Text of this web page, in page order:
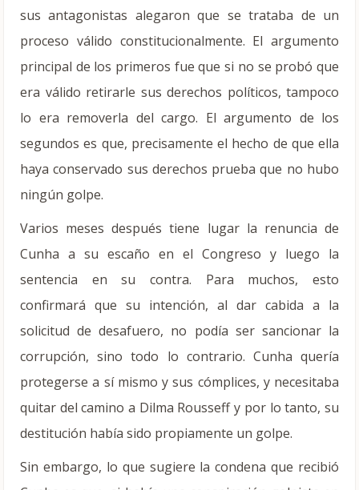
sus antagonistas alegaron que se trataba de un
proceso válido constitucionalmente. El argumento
principal de los primeros fue que si no se probó que
era válido retirarle sus derechos políticos, tampoco
lo era removerla del cargo. El argumento de los
segundos es que, precisamente el hecho de que ella
haya conservado sus derechos prueba que no hubo
ningún golpe.
Varios meses después tiene lugar la renuncia de
Cunha a su escaño en el Congreso y luego la
sentencia en su contra. Para muchos, esto
confirmará que su intención, al dar cabida a la
solicitud de desafuero, no podía ser sancionar la
corrupción, sino todo lo contrario. Cunha quería
protegerse a sí mismo y sus cómplices, y necesitaba
quitar del camino a Dilma Rousseff y por lo tanto, su
destitución había sido propiamente un golpe.
Sin embargo, lo que sugiere la condena que recibió